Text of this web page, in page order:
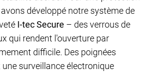
développé notre système de
I-tec Secure – des verrous de
qui rendent l'ouverture par
difficile. Des poignées
surveillance électronique